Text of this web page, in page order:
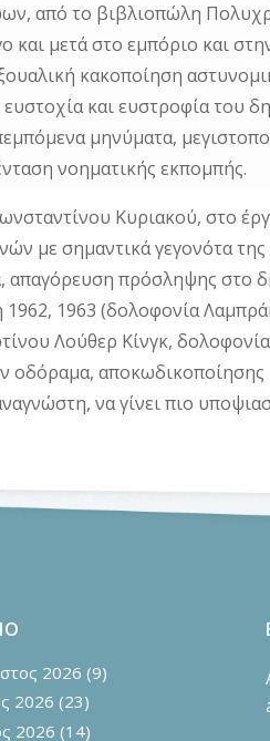
από το βιβλιοπώλη
μετά στο εμπόριο και
κακοποίηση
και ευστροφία του
μηνύματα,
νοηματικής εκπομπής.
Κυριακού, στο
με σημαντικά γεγονότα
απαγόρευση πρόσληψης στο
1962, 1963 (δολοφονία
Λούθερ Κίνγκ,
οδόραμα,
να γίνει πιο
2026 (9)
2026 (23)
2026 (14)